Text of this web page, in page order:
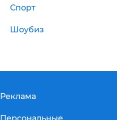
Спорт
Шоубиз
Реклама
Персональные